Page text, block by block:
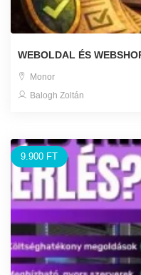
WEBOLDAL ÉS
Monor
Balogh Zoltán
9.900 FT